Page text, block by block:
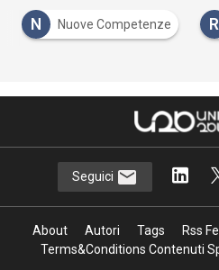
N Nuove Competenze R
Seguici
About Autori Tags Rss
Terms&Conditions Contenuti